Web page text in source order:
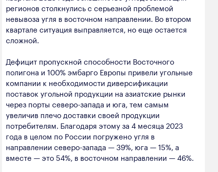
регионов столкнулись с серьезной проблемой
невывоза угля в восточном направлении. Во втором
квартале ситуация выправляется, но еще остается
сложной.
Дефицит пропускной способности Восточного
полигона и 100% эмбарго Европы привели угольные
компании к необходимости диверсификации
поставок угольной продукции на азиатские рынки
через порты северо-запада и юга, тем самым
увеличив плечо доставки своей продукции
потребителям. Благодаря этому за 4 месяца 2023
года в целом по России погружено угля в
направлении северо-запада — 39%, юга — 15%, а
вместе — это 54%, в восточном направлении — 46%.